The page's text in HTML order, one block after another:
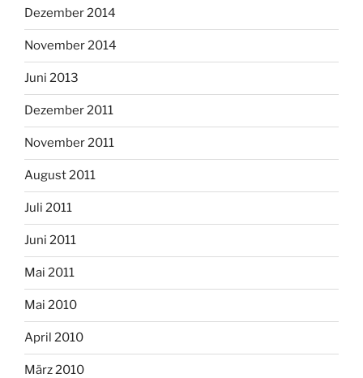
Dezember 2014
November 2014
Juni 2013
Dezember 2011
November 2011
August 2011
Juli 2011
Juni 2011
Mai 2011
Mai 2010
April 2010
März 2010